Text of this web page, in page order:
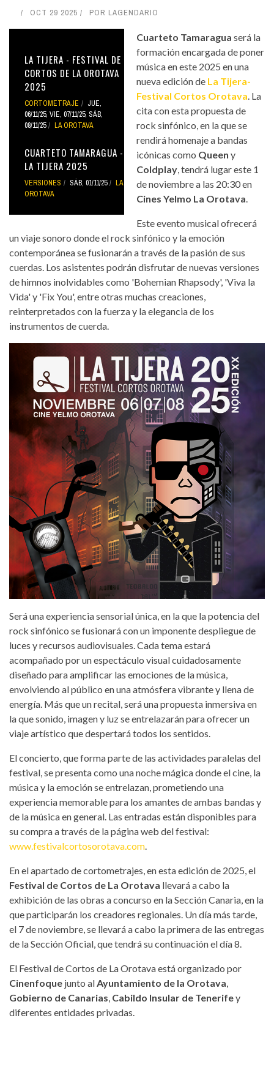
OCT 29 2025 POR LAGENDARIO
LA TIJERA - FESTIVAL DE
CORTOS DE LA OROTAVA
2025
CORTOMETRAJE
JUE,
06/11/25, VIE, 07/11/25, SÁB,
08/11/25
LA OROTAVA
CUARTETO TAMARAGUA -
LA TIJERA 2025
VERSIONES SÁB, 01/11/25
LA
OROTAVA
Cuarteto Tamaraguaserá la
formación encargada de poner
música en este 2025 en una
nueva edición de La Tijera-
Festival Cortos Orotava . La
cita con esta propuesta de
rock sinfónico, en la que se
rendirá homenaje a bandas
icónicas como Queen y
Coldplay , tendrá lugar este 1
de noviembre a las 20:30 en
Cines Yelmo La Orotava
Este evento musical ofrecerá
un viaje sonoro donde el rock sinfónico y la emoción
contemporánea se fusionarán a través de la pasión de sus
cuerdas. Los asistentes podrán disfrutar de nuevas versiones
de himnos inolvidables como 'Bohemian Rhapsody', 'Viva la
Vida' y 'Fix You', entre otras muchas creaciones,
reinterpretados con la fuerza y la elegancia de los
instrumentos de cuerda.
cortos-orotava-2025-la-tijera.jpg
Será una experiencia sensorial única, en la que la potencia del
rock sinfónico se fusionará con un imponente despliegue de
luces y recursos audiovisuales. Cada tema estará
acompañado por un espectáculo visual cuidadosamente
diseñado para amplificar las emociones de la música,
envolviendo al público en una atmósfera vibrante y llena de
energía. Más que un recital, será una propuesta inmersiva en
la que sonido, imagen y luz se entrelazarán para ofrecer un
viaje artístico que despertará todos los sentidos.
El concierto, que forma parte de las actividades paralelas del
festival, se presenta como una noche mágica donde el cine, la
música y la emoción se entrelazan, prometiendo una
experiencia memorable para los amantes de ambas bandas y
de la música en general. Las entradas están disponibles para
su compra a través de la página web del festival:
www.festivalcortosorotava.com
En el apartado de cortometrajes, en esta edición de 2025, el
Festival de Cortos de La Orotava llevará a cabo la
exhibición de las obras a concurso en la Sección Canaria, en la
que participarán los creadores regionales. Un día más tarde,
el 7 de noviembre, se llevará a cabo la primera de las entregas
de la Sección Oficial, que tendrá su continuación el día 8.
El Festival de Cortos de La Orotava está organizado por
Cinenfoque junto al Ayuntamiento de la Orotava
Gobierno de Canarias Cabildo Insular de Tenerifey
diferentes entidades privadas.